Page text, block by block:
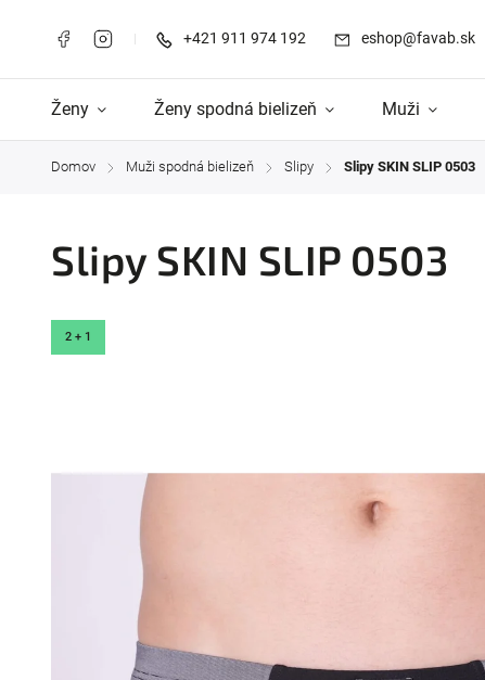
+421 911 974 192 eshop@favab.sk
Ženy Ženy spodná bielizeň Muži
Domov / Muži spodná bielizeň / Slipy / Slipy SKIN SLIP 0503
Slipy SKIN SLIP 0503
2 + 1